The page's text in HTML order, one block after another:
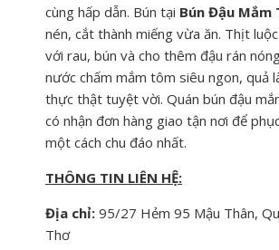
cùng hấp dẫn. Bún tại Bún Đậu Mắm
nén, cắt thành miếng vừa ăn. Thịt
với rau, bún và cho thêm đậu rán
nước chấm mắm tôm siêu ngon, quả
thực thật tuyệt vời. Quán bún đậu
có nhận đơn hàng giao tận nơi để
một cách chu đáo nhất.
THÔNG TIN LIÊN HỆ:
Địa chỉ: 95/27 Hẻm 95 Mậu Thân,
Thơ